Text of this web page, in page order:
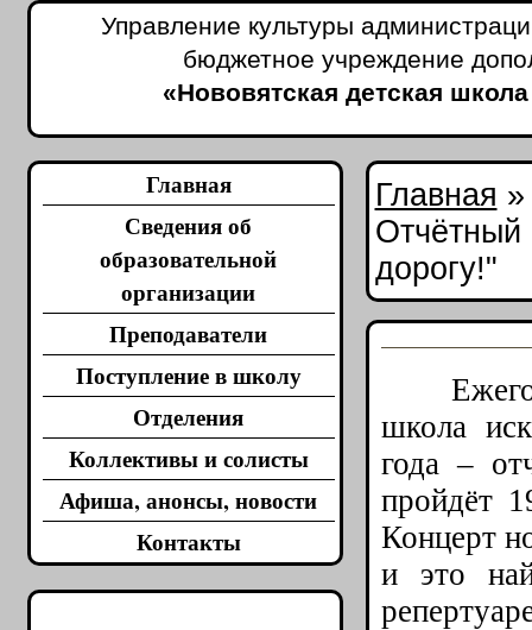
Главная
Сведения об
образовательной
организации
Преподаватели
Поступление в школу
Отделения
Коллективы и солисты
Афиша, анонсы, новости
Контакты
Управление культуры
бюджетное учреждение
«Нововятская детская
Главная
Отчётный
дорогу!"
школа
года –
пройдёт
Концерт
и это